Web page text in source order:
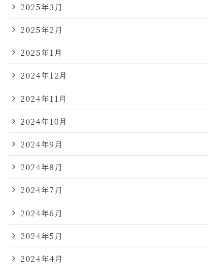
2025年3月
2025年2月
2025年1月
2024年12月
2024年11月
2024年10月
2024年9月
2024年8月
2024年7月
2024年6月
2024年5月
2024年4月